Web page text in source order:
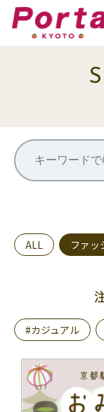
ALL ファッ
#カジュアル